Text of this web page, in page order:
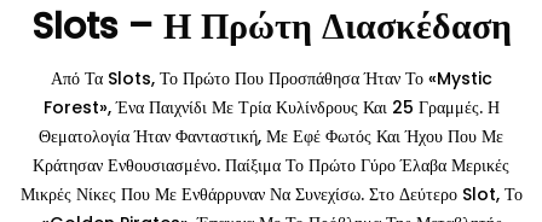
Slots – Η Πρώτη Διασκέδαση
Από Τα Slots, Το Πρώτο Που Προσπάθησα Ήταν Το «Mystic
Forest», Ένα Παιχνίδι Με Τρία Κυλίνδρους Και 25 Γραμμές. Η
Θεματολογία Ήταν Φανταστική, Με Εφέ Φωτός Και Ήχου Που Με
Κράτησαν Ενθουσιασμένο. Παίξιμα Το Πρώτο Γύρο Έλαβα Μερικές
Μικρές Νίκες Που Με Ενθάρρυναν Να Συνεχίσω. Στο Δεύτερο Slot, Το